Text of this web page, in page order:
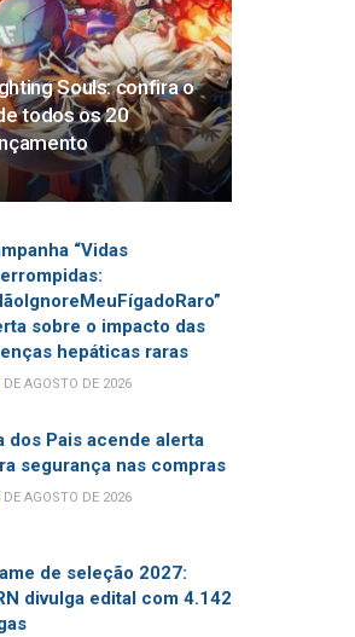
Souls: confira o
todos os 20
“Vidas
sobre o impacto das
hepáticas raras
AGOSTO DE 2026
dos Pais acende alerta
segurança nas compras
AGOSTO DE 2026
de seleção 2027:
divulga edital com 4.142